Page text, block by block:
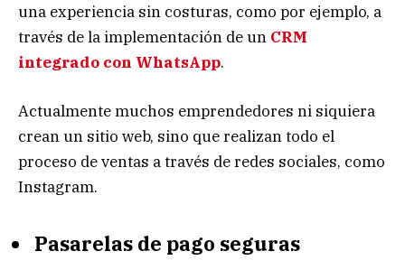
una experiencia sin costuras, como por ejemplo, a
través de la implementación de un CRM
integrado con WhatsApp.
Actualmente muchos emprendedores ni siquiera
crean un sitio web, sino que realizan todo el
proceso de ventas a través de redes sociales, como
Instagram.
Pasarelas de pago seguras